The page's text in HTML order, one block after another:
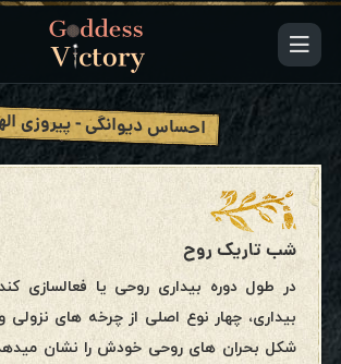
احساس دیوانگی - پیروزی
شب تاریک روح
در طول دوره بیداری روحی یا فعالسازی
بیداری، چهار نوع اصلی از چرخه های نزولی
شکل بحران های روحی خودش را نشان